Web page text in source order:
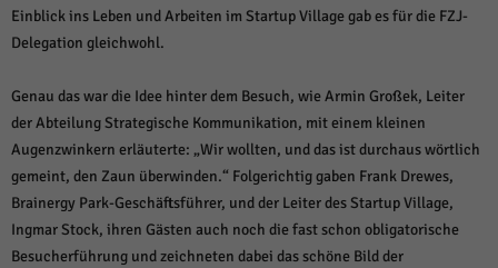
Einblick ins Leben und Arbeiten im Startup Village gab es für die FZJ-
Delegation gleichwohl.
Genau das war die Idee hinter dem Besuch, wie Armin Großek, Leiter
der Abteilung Strategische Kommunikation, mit einem kleinen
Augenzwinkern erläuterte: „Wir wollten, und das ist durchaus wörtlich
gemeint, den Zaun überwinden.“ Folgerichtig gaben Frank Drewes,
Brainergy Park-Geschäftsführer, und der Leiter des Startup Village,
Ingmar Stock, ihren Gästen auch noch die fast schon obligatorische
Besucherführung und zeichneten dabei das schöne Bild der